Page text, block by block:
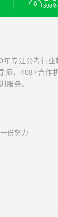
300多
专注公考行业
师，408+合作
服务。
份努力